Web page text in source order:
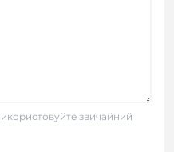
звичайний